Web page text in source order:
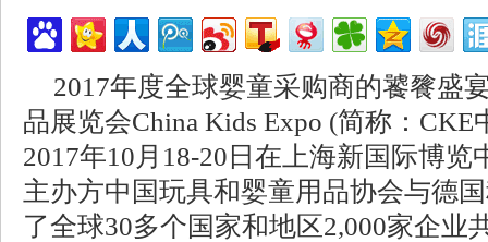
2017年度全球婴童采购商的饕餮
品展览会China Kids Expo (简称：
2017年10月18-20日在上海新国际博
主办方中国玩具和婴童用品协会与德
了全球30多个国家和地区2,000家企业